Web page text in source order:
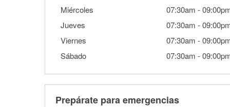
Miércoles
07:30am -
Jueves
07:30am -
Viernes
07:30am -
Sábado
07:30am -
Prepárate para emergencias